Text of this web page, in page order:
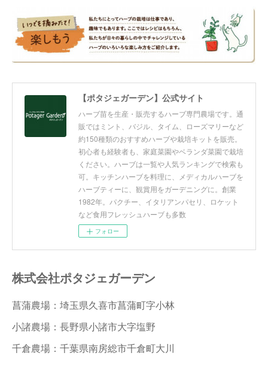
【ポタジェガーデン】公式サイト
ハーブ苗を生産・販売するハーブ専門農場です。通
販ではミント、バジル、タイム、ローズマリーなど
約150種類のおすすめハーブや栽培キットを販売。
初心者も経験者も、家庭菜園やベランダ菜園で栽培
ください。ハーブは一覧や人気ランキングで検索も
可。キッチンハーブを料理に、メディカルハーブを
ハーブティーに、観賞用をガーデニングに。創業
1982年。パクチー、イタリアンパセリ、ロケット
など食用フレッシュハーブも多数
フォロー
株式会社ポタジェガーデン
菖蒲農場：埼玉県久喜市菖蒲町字小林
小諸農場：長野県小諸市大字塩野
千倉農場：千葉県南房総市千倉町大川